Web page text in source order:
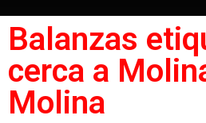
Balanzas
cerca a
Molina